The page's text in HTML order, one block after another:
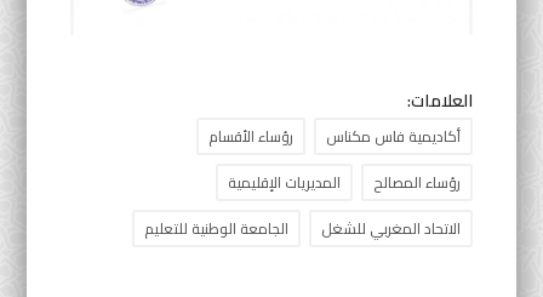
العلامات:
أكاديمية فاس مكناس
رؤساء الأقسام
رؤساء المصالح
المديريات الإقليمية
الاتحاد المغربي للشغل
الجامعة الوطنية للتعليم